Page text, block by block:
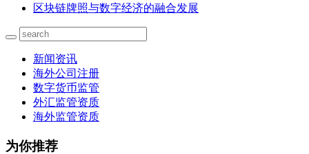
区块链牌照与数字经济的融合发展
新闻资讯
海外公司注册
数字货币监管
外汇监管资质
海外监管资质
为你推荐